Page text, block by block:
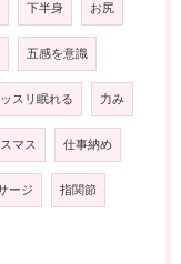
下半身 お尻
五感を意識
スリ眠れる 力み
マス 仕事納め
ージ 指関節